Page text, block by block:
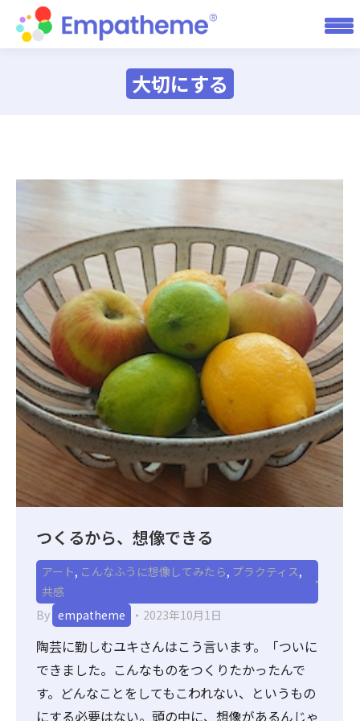
大切にする
つくるから、想像できる
アート, こんなふうに想像してみたら, プラクティス,
共感
By empatheme 2023年10月1日
陶芸に勤しむユキさんはこう言います。「ついに
できました。こんなものをつくりたかったんで
す。どんなことをしてもこわれない、というもの
にする必要はない。頭の中に、想像があるんじゃ